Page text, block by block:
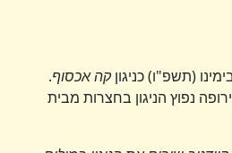
(תשפ"ו) כניגוןקה אכסוף.
נפוץ הניגון בחצרות מבית